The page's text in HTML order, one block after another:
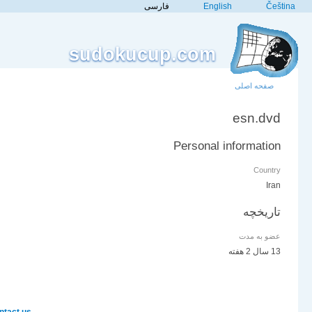
English Čeština فارسی
sudokucup.com
صفحه اصلی
esn.dvd
Personal information
Country
Iran
تاریخچه
عضو به مدت
13 سال 2 هفته